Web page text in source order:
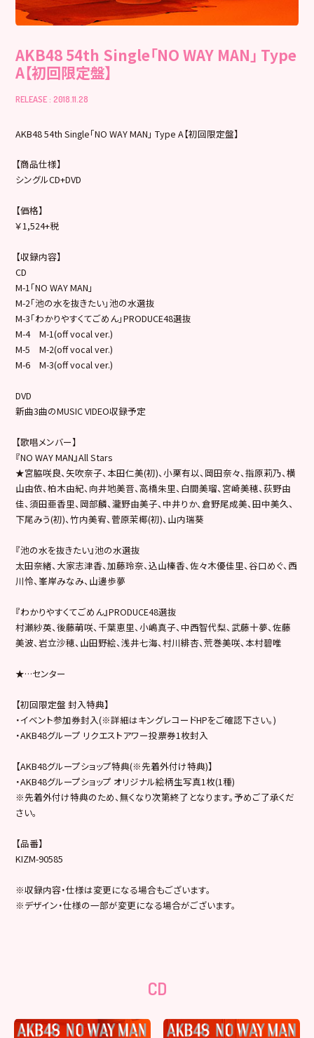
AKB48 54th Single「NO WAY MAN」 Type
A【初回限定盤】
RELEASE : 2018.11.28
AKB48 54th Single「NO WAY MAN」 Type A【初回限定盤】
【商品仕様】
シングルCD+DVD
【価格】
￥1,524+税
【収録内容】
CD
M-1「NO WAY MAN」
M-2「池の水を抜きたい」池の水選抜
M-3「わかりやすくてごめん」PRODUCE48選抜
M-4 M-1(off vocal ver.)
M-5 M-2(off vocal ver.)
M-6 M-3(off vocal ver.)
DVD
新曲3曲のMUSIC VIDEO収録予定
【歌唱メンバー】
『NO WAY MAN』All Stars
★宮脇咲良、矢吹奈子、本田仁美(初)、小栗有以、岡田奈々、指原莉乃、横
山由依、柏木由紀、向井地美音、高橋朱里、白間美瑠、宮崎美穂、荻野由
佳、須田亜香里、岡部麟、瀧野由美子、中井りか、倉野尾成美、田中美久、
下尾みう(初)、竹内美宥、菅原茉椰(初)、山内瑞葵
『池の水を抜きたい』池の水選抜
太田奈緒、大家志津香、加藤玲奈、込山榛香、佐々木優佳里、谷口めぐ、西
川怜、峯岸みなみ、山邊歩夢
『わかりやすくてごめん』PRODUCE48選抜
村瀬紗英、後藤萌咲、千葉恵里、小嶋真子、中西智代梨、武藤十夢、佐藤
美波、岩立沙穂、山田野絵、浅井七海、村川緋杏、荒巻美咲、本村碧唯
★…センター
【初回限定盤 封入特典】
・イベント参加券封入(※詳細はキングレコードHPをご確認下さい。)
・AKB48グループ リクエストアワー投票券1枚封入
【AKB48グループショップ特典(※先着外付け特典)】
・AKB48グループショップ オリジナル絵柄生写真1枚(1種)
※先着外付け特典のため、無くなり次第終了となります。予めご了承くだ
さい。
【品番】
KIZM-90585
※収録内容・仕様は変更になる場合もございます。
※デザイン・仕様の一部が変更になる場合がございます。
CD